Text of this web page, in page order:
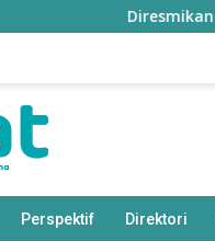
Diresmikan Sultan
Perspektif Direktori